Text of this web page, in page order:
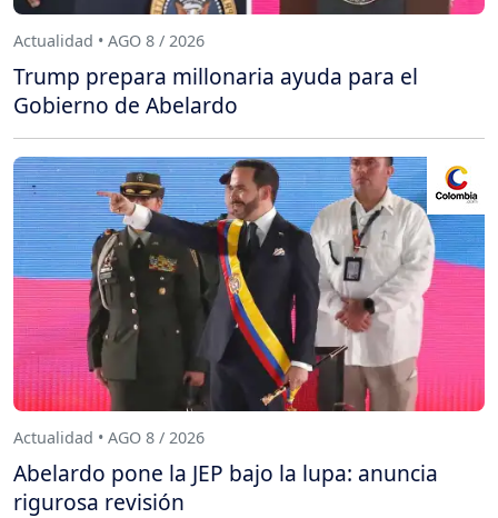
Actualidad • AGO 8 / 2026
Trump prepara millonaria ayuda para el
Gobierno de Abelardo
Actualidad • AGO 8 / 2026
Abelardo pone la JEP bajo la lupa: anuncia
rigurosa revisión